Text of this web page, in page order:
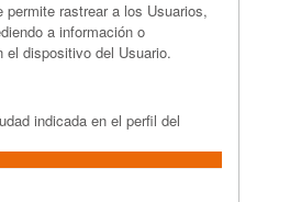
permite rastrear a los Usuarios,
a información o
el dispositivo del Usuario.
indicada en el perfil del